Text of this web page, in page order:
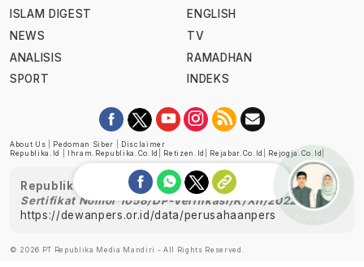
ISLAM DIGEST
NEWS
ANALISIS
SPORT
ENGLISH
TV
RAMADHAN
INDEKS
About Us Pedoman Siber
Disclaimer
Republika.id
Ihram.republika.co.id Retizen.id Rejabar.co.id Rejogja.co.id
Republika telah diverifikasi oleh Dewan Pers
Sertifikat Nomor 1058/DP-Verifikasi/K/XII/2022
https://dewanpers.or.id/data/perusahaanpers
© 2026 PT Republika Media Mandiri - All Rights Reserved.